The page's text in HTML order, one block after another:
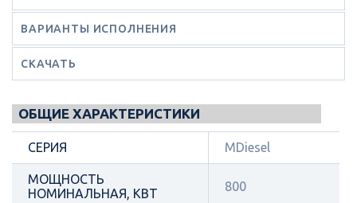
ВАРИАНТЫ ИСПОЛНЕНИЯ
СКАЧАТЬ
ОБЩИЕ ХАРАКТЕРИСТИКИ
СЕРИЯ MDiesel
МОЩНОСТЬ
НОМИНАЛЬНАЯ, КВТ
800